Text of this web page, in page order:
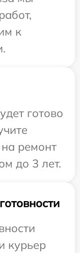
к
готово
ремонт
до 3 лет.
курьер